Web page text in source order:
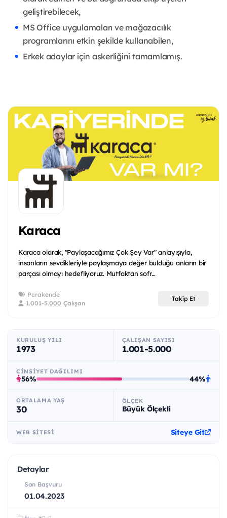
geliştirebilecek,
MS Office uygulamaları ve mağazacılık
programlarını etkin şekilde kullanabilen,
Erkek adaylar için askerliğini tamamlamış.
Karaca
Karaca olarak, "Paylaşacağımız Çok Şey Var" anlayışıyla,
insanların sevdikleriyle paylaşmaya değer bulduğu anların bir
parçası olmayı hedefliyoruz. Mutfaktan sofr...
Perakende
1.001-5.000 Çalışan
Takip Et
KURULUŞ YILI
1973
ÇALIŞAN SAYISI
1.001-5.000
CINSIYET DAĞILIMI
56% 44%
ORTALAMA YAŞ
30
ÖLÇEK
Büyük Ölçekli
WEB SITESI Siteye Git
Detaylar
Son Başvuru
01.04.2023